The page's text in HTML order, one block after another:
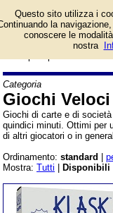
meno di quindici minuti.
Categoria
Giochi
Giochi di carte e di
quindici minuti. Ottimi per
di altri giocatori o in
Ordinamento: standard
Mostra: Tutti Disponibili
Questo sito utilizza i
la
conoscere le
nostra